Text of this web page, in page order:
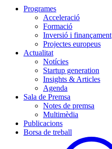
Programes
Acceleració
Formació
Inversió i finançament
Projectes europeus
Actualitat
Notícies
Startup generation
Insights & Articles
Agenda
Sala de Premsa
Notes de premsa
Multimèdia
Publicacions
Borsa de treball